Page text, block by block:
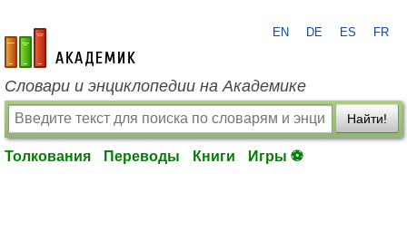
academic.ru
EN DE ES FR
Словари и энциклопедии на Академике
Найти!
Толкования Переводы Книги Игры ⚽